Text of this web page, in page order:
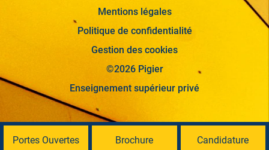
Mentions légales
Politique de confidentialité
Gestion des cookies
©2026 Pigier
Enseignement supérieur privé
Portes Ouvertes Brochure Candidature